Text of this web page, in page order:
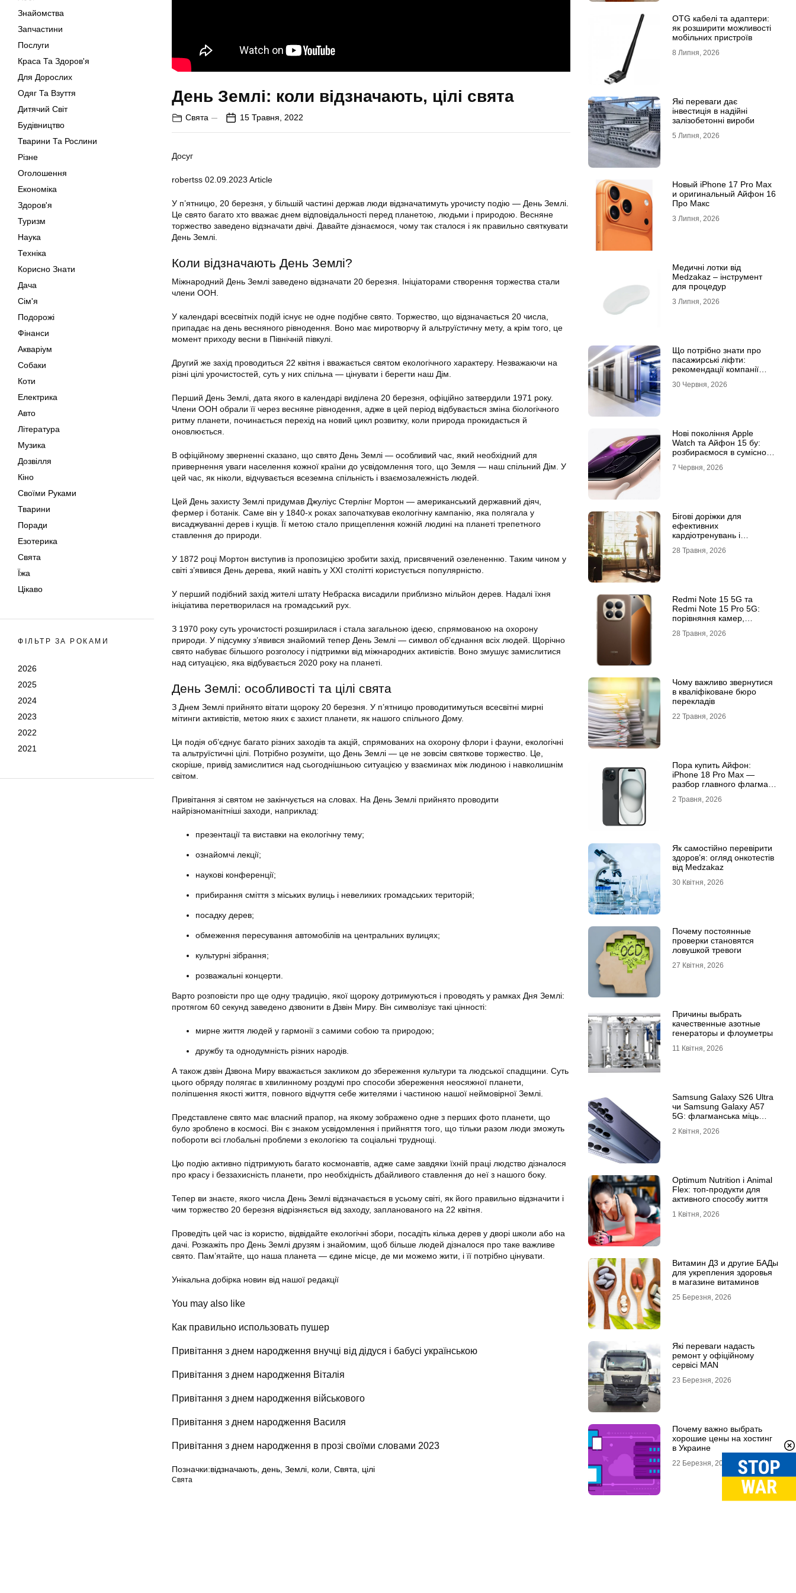
Знайомства
Запчастини
Послуги
Краса Та Здоров'я
Для Дорослих
Одяг Та Взуття
Дитячий Світ
Будівництво
Тварини Та Рослини
Різне
Оголошення
Економіка
Здоров'я
Туризм
Наука
Техніка
Корисно Знати
Дача
Сім'я
Подорожі
Фінанси
Акваріум
Собаки
Коти
Електрика
Авто
Література
Музика
Дозвілля
Кіно
Своїми Руками
Тварини
Поради
Езотерика
Свята
Їжа
Цікаво
ФІЛЬТР ЗА РОКАМИ
2026
2025
2024
2023
2022
2021
День Землі: коли відзначають, цілі свята
Свята 15 Травня, 2022
Досуг
robertss 02.09.2023 Article
У п’ятницю, 20 березня, у більшій частині держав люди відзначатимуть урочисту подію — День Землі.
Це свято багато хто вважає днем відповідальності перед планетою, людьми і природою. Весняне
торжество заведено відзначати двічі. Давайте дізнаємося, чому так сталося і як правильно святкувати
День Землі.
Коли відзначають День Землі?
Міжнародний День Землі заведено відзначати 20 березня. Ініціаторами створення торжества стали
члени ООН.
У календарі всесвітніх подій існує не одне подібне свято. Торжество, що відзначається 20 числа,
припадає на день весняного рівнодення. Воно має миротворчу й альтруїстичну мету, а крім того, це
момент приходу весни в Північній півкулі.
Другий же захід проводиться 22 квітня і вважається святом екологічного характеру. Незважаючи на
різні цілі урочистостей, суть у них спільна — цінувати і берегти наш Дім.
Перший День Землі, дата якого в календарі виділена 20 березня, офіційно затвердили 1971 року.
Члени ООН обрали її через весняне рівнодення, адже в цей період відбувається зміна біологічного
ритму планети, починається перехід на новий цикл розвитку, коли природа прокидається й
оновлюється.
В офіційному зверненні сказано, що свято День Землі — особливий час, який необхідний для
привернення уваги населення кожної країни до усвідомлення того, що Земля — наш спільний Дім. У
цей час, як ніколи, відчувається всеземна спільність і взаємозалежність людей.
Цей День захисту Землі придумав Джуліус Стерлінг Мортон — американський державний діяч,
фермер і ботанік. Саме він у 1840-х роках започаткував екологічну кампанію, яка полягала у
висаджуванні дерев і кущів. Її метою стало прищеплення кожній людині на планеті трепетного
ставлення до природи.
У 1872 році Мортон виступив із пропозицією зробити захід, присвячений озелененню. Таким чином у
світі з’явився День дерева, який навіть у XXI столітті користується популярністю.
У перший подібний захід жителі штату Небраска висадили приблизно мільйон дерев. Надалі їхня
ініціатива перетворилася на громадський рух.
З 1970 року суть урочистості розширилася і стала загальною ідеєю, спрямованою на охорону
природи. У підсумку з’явився знайомий тепер День Землі — символ об’єднання всіх людей. Щорічно
свято набуває більшого розголосу і підтримки від міжнародних активістів. Воно змушує замислитися
над ситуацією, яка відбувається 2020 року на планеті.
День Землі: особливості та цілі свята
З Днем Землі прийнято вітати щороку 20 березня. У п’ятницю проводитимуться всесвітні мирні
мітинги активістів, метою яких є захист планети, як нашого спільного Дому.
Ця подія об’єднує багато різних заходів та акцій, спрямованих на охорону флори і фауни, екологічні
та альтруїстичні цілі. Потрібно розуміти, що День Землі — це не зовсім святкове торжество. Це,
скоріше, привід замислитися над сьогоднішньою ситуацією у взаєминах між людиною і навколишнім
світом.
Привітання зі святом не закінчується на словах. На День Землі прийнято проводити
найрізноманітніші заходи, наприклад:
презентації та виставки на екологічну тему;
ознайомчі лекції;
наукові конференції;
прибирання сміття з міських вулиць і невеликих громадських територій;
посадку дерев;
обмеження пересування автомобілів на центральних вулицях;
культурні зібрання;
розважальні концерти.
Варто розповісти про ще одну традицію, якої щороку дотримуються і проводять у рамках Дня Землі:
протягом 60 секунд заведено дзвонити в Дзвін Миру. Він символізує такі цінності:
мирне життя людей у гармонії з самими собою та природою;
дружбу та однодумність різних народів.
А також дзвін Дзвона Миру вважається закликом до збереження культури та людської спадщини. Суть
цього обряду полягає в хвилинному роздумі про способи збереження неосяжної планети,
поліпшення якості життя, повного відчуття себе жителями і частиною нашої неймовірної Землі.
Представлене свято має власний прапор, на якому зображено одне з перших фото планети, що
було зроблено в космосі. Він є знаком усвідомлення і прийняття того, що тільки разом люди зможуть
побороти всі глобальні проблеми з екологією та соціальні труднощі.
Цю подію активно підтримують багато космонавтів, адже саме завдяки їхній праці людство дізналося
про красу і беззахисність планети, про необхідність дбайливого ставлення до неї з нашого боку.
Тепер ви знаєте, якого числа День Землі відзначається в усьому світі, як його правильно відзначити і
чим торжество 20 березня відрізняється від заходу, запланованого на 22 квітня.
Проведіть цей час із користю, відвідайте екологічні збори, посадіть кілька дерев у дворі школи або на
дачі. Розкажіть про День Землі друзям і знайомим, щоб більше людей дізналося про таке важливе
свято. Пам’ятайте, що наша планета — єдине місце, де ми можемо жити, і її потрібно цінувати.
Унікальна добірка новин від нашої редакції
You may also like
Как правильно использовать пушер
Привітання з днем народження внучці від дідуся і бабусі українською
Привітання з днем народження Віталія
Привітання з днем народження військового
Привітання з днем народження Василя
Привітання з днем народження в прозі своїми словами 2023
Позначки:відзначають, день, Землі, коли, Свята, цілі
Свята
OTG кабелі та адаптери:
як розширити можливості
мобільних пристроїв
8 Липня, 2026
Які переваги дає
інвестиція в надійні
залізобетонні вироби
5 Липня, 2026
Новый iPhone 17 Pro Max
и оригинальный Айфон 16
Про Макс
3 Липня, 2026
Медичні лотки від
Medzakaz – інструмент
для процедур
3 Липня, 2026
Що потрібно знати про
пасажирські ліфти:
рекомендації компанії
30 Червня, 2026
Нові покоління Apple
Watch та Айфон 15 бу:
розбираємося в сумісності
екосистеми
7 Червня, 2026
Бігові доріжки для
ефективних
кардіотренувань і
способу життя
28 Травня, 2026
Redmi Note 15 5G та
Redmi Note 15 Pro 5G:
порівняння камер,
продуктивності
28 Травня, 2026
Чому важливо звернутися
в кваліфіковане бюро
перекладів
22 Травня, 2026
Пора купить Айфон:
iPhone 18 Pro Max —
разбор главного флагмана
2 Травня, 2026
Як самостійно перевірити
здоров’я: огляд онкотестів
від Medzakaz
30 Квітня, 2026
Почему постоянные
проверки становятся
ловушкой тревоги
27 Квітня, 2026
Причины выбрать
качественные азотные
генераторы и флоуметры
11 Квітня, 2026
Samsung Galaxy S26 Ultra
чи Samsung Galaxy A57
5G: флагманська міць
2 Квітня, 2026
Optimum Nutrition і Animal
Flex: топ-продукти для
активного способу життя
1 Квітня, 2026
Витамин Д3 и другие БАДы
для укрепления здоровья
в магазине витаминов
25 Березня, 2026
Які переваги надасть
ремонт у офіційному
сервісі MAN
23 Березня, 2026
Почему важно выбрать
хорошие цены на хостинг
в Украине
22 Березня, 2026